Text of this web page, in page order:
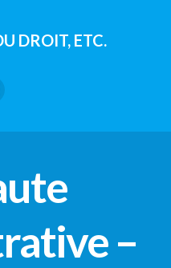
DROIT, ETC.
–